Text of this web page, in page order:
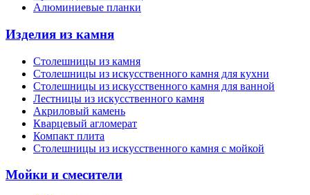
Алюминиевые планки
Изделия из камня
Столешницы из камня
Cтолешницы из искусственного камня для кухни
Cтолешницы из искусственного камня для ванной
Лестницы из искусственного камня
Акриловый камень
Кварцевый агломерат
Компакт плита
Столешницы из искусственного камня с мойкой
Мойки и смесители